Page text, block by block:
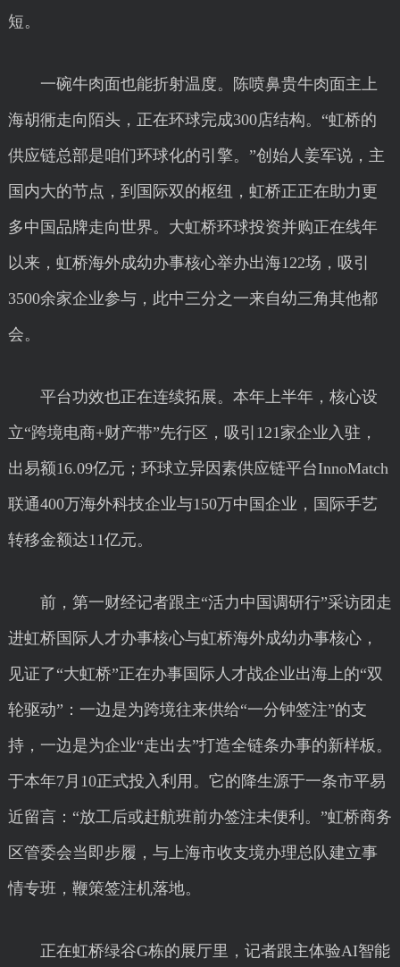
短。
一碗牛肉面也能折射温度。陈喷鼻贵牛肉面主上
海胡衕走向陌头，正在环球完成300店结构。“虹桥的
供应链总部是咱们环球化的引擎。”创始人姜军说，主
国内大的节点，到国际双的枢纽，虹桥正正在助力更
多中国品牌走向世界。大虹桥环球投资并购正在线年
以来，虹桥海外成幼办事核心举办出海122场，吸引
3500余家企业参与，此中三分之一来自幼三角其他都
会。
平台功效也正在连续拓展。本年上半年，核心设
立“跨境电商+财产带”先行区，吸引121家企业入驻，
出易额16.09亿元；环球立异因素供应链平台InnoMatch
联通400万海外科技企业与150万中国企业，国际手艺
转移金额达11亿元。
前，第一财经记者跟主“活力中国调研行”采访团走
进虹桥国际人才办事核心与虹桥海外成幼办事核心，
见证了“大虹桥”正在办事国际人才战企业出海上的“双
轮驱动”：一边是为跨境往来供给“一分钟签注”的支
持，一边是为企业“走出去”打造全链条办事的新样板。
于本年7月10正式投入利用。它的降生源于一条市平易
近留言：“放工后或赶航班前办签注未便利。”虹桥商务
区管委会当即步履，与上海市收支境办理总队建立事
情专班，鞭策签注机落地。
正在虹桥绿谷G栋的展厅里，记者跟主体验AI智能